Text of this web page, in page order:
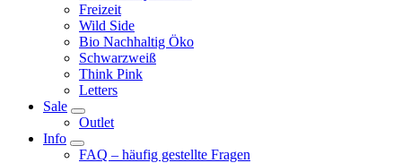
Freizeit
Wild Side
Bio Nachhaltig Öko
Schwarzweiß
Think Pink
Letters
Sale
Outlet
Info
FAQ – häufig gestellte Fragen